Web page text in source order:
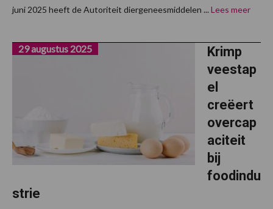
juni 2025 heeft de Autoriteit diergeneesmiddelen ... Lees meer
Krimp
veestap
el
creëert
overcap
aciteit
bij
foodindu
strie
29 augustus 2025